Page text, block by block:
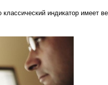
индикатор имеет